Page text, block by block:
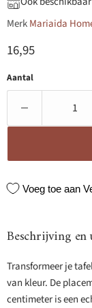
MerkMariaida
Huidige prijs
16,95
Aantal
Voeg toe aan
Beschrijving en
Transformeer je
van kleur. De
centimeter is een